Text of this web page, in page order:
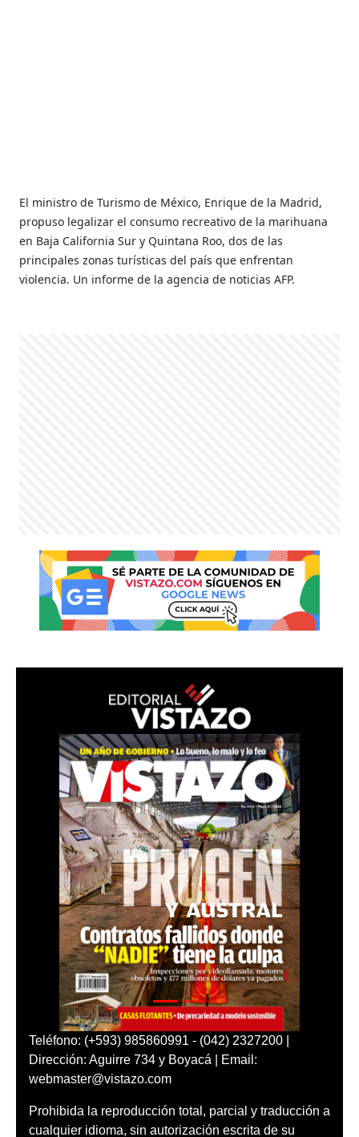
El ministro de Turismo de México, Enrique de la Madrid,
propuso legalizar el consumo recreativo de la marihuana
en Baja California Sur y Quintana Roo, dos de las
principales zonas turísticas del país que enfrentan
violencia. Un informe de la agencia de noticias AFP.
Teléfono: (+593) 985860991 - (042) 2327200 |
Dirección: Aguirre 734 y Boyacá | Email:
webmaster@vistazo.com
Prohibida la reproducción total, parcial y traducción a
cualquier idioma, sin autorización escrita de su